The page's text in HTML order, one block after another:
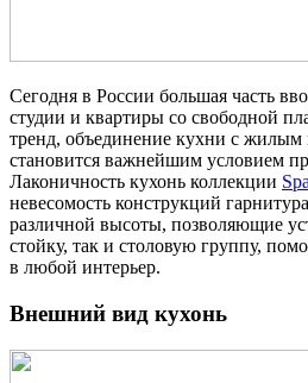
Сегодня в России большая часть
студии и квартиры со свободной
тренд, объединение кухни с жилым
становится важнейшим условием
Лаконичность кухонь коллекции
невесомость конструкций
различной высоты, позволяющие
стойку, так и столовую группу,
в любой интерьер.
Внешний вид кухонь